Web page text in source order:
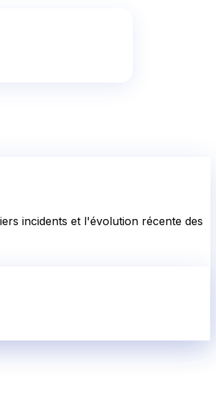
incidents et l'évolution récente des